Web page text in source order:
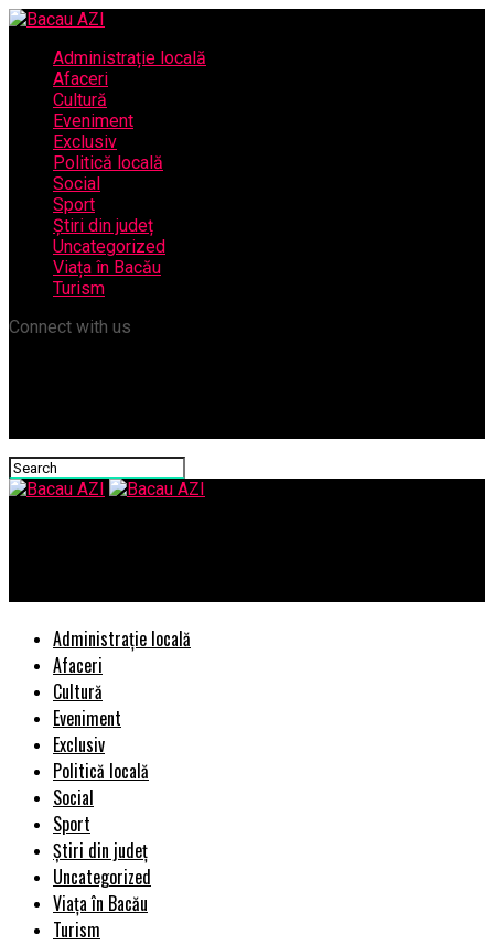
Administrație locală
Afaceri
Cultură
Eveniment
Exclusiv
Politică locală
Social
Sport
Știri din județ
Uncategorized
Viața în Bacău
Turism
Connect with us
Administrație locală
Afaceri
Cultură
Eveniment
Exclusiv
Politică locală
Social
Sport
Știri din județ
Uncategorized
Viața în Bacău
Turism